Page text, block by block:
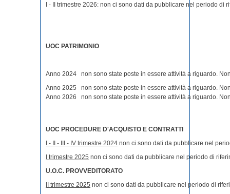
I - II trimestre 2026: non ci sono dati da pubblicare nel periodo di
UOC PATRIMONIO
Anno 2024 non sono state poste in essere attività a riguardo.
Anno 2025 non sono state poste in essere attività a riguardo.
Anno 2026 non sono state poste in essere attività a riguardo.
UOC PROCEDURE D'ACQUISTO E CONTRATTI
I - II - III - IV trimestre 2024 non ci sono dati da pubblicare nel
I trimestre 2025 non ci sono dati da pubblicare nel periodo di
U.O.C. PROVVEDITORATO
II trimestre 2025 non ci sono dati da pubblicare nel periodo di